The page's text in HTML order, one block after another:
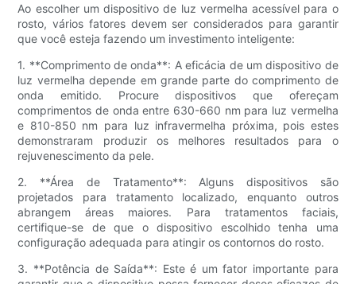
Ao escolher um dispositivo de luz vermelha acessível para o
rosto, vários fatores devem ser considerados para garantir
que você esteja fazendo um investimento inteligente:
1. **Comprimento de onda**: A eficácia de um dispositivo de
luz vermelha depende em grande parte do comprimento de
onda emitido. Procure dispositivos que ofereçam
comprimentos de onda entre 630-660 nm para luz vermelha
e 810-850 nm para luz infravermelha próxima, pois estes
demonstraram produzir os melhores resultados para o
rejuvenescimento da pele.
2. **Área de Tratamento**: Alguns dispositivos são
projetados para tratamento localizado, enquanto outros
abrangem áreas maiores. Para tratamentos faciais,
certifique-se de que o dispositivo escolhido tenha uma
configuração adequada para atingir os contornos do rosto.
3. **Potência de Saída**: Este é um fator importante para